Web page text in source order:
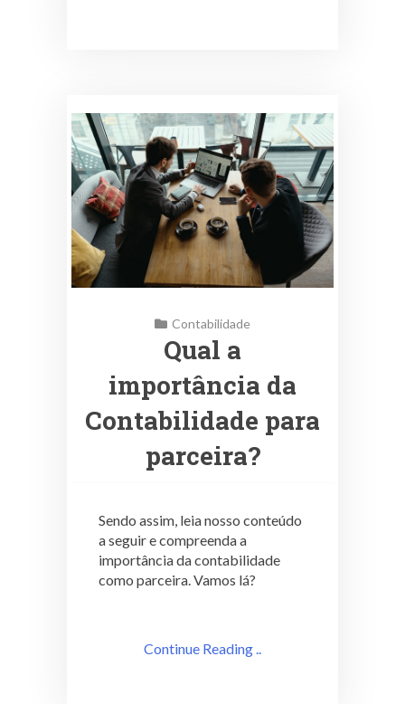
Contabilidade
Qual a
importância da
Contabilidade para
parceira?
Sendo assim, leia nosso conteúdo
a seguir e compreenda a
importância da contabilidade
como parceira. Vamos lá?
Continue Reading ..